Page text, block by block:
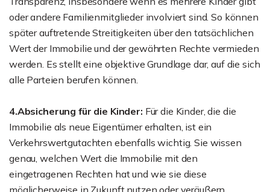
oder andere Familienmitglieder involviert sind. So können
später auftretende Streitigkeiten über den tatsächlichen
Wert der Immobilie und der gewährten Rechte vermieden
werden. Es stellt eine objektive Grundlage dar, auf die sich
alle Parteien berufen können.
4.Absicherung für die Kinder: Für die Kinder, die die
Immobilie als neue Eigentümer erhalten, ist ein
Verkehrswertgutachten ebenfalls wichtig. Sie wissen
genau, welchen Wert die Immobilie mit den
eingetragenen Rechten hat und wie sie diese